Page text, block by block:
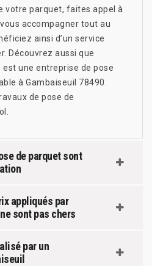
votre parquet, faites appel à
accompagner tout au
ainsi d’un service
Découvrez aussi que
une entreprise de pose
à Gambaiseuil 78490.
de pose de
de parquet sont
appliqués par
sont pas chers
par un